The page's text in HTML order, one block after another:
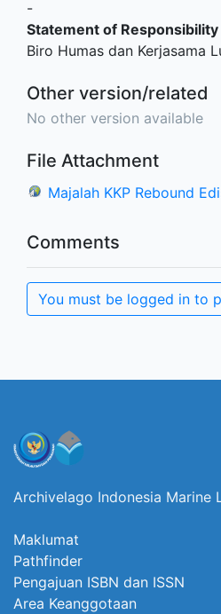
-
Statement of Responsibility
Biro Humas dan Kerjasama
Other version/related
No other version available
File Attachment
Majalah KKP Rebound
Comments
You must be logged in to
Archivelago Indonesia Marine
Maklumat
Pathfinder
Pengajuan ISBN dan ISSN
Area Keanggotaan